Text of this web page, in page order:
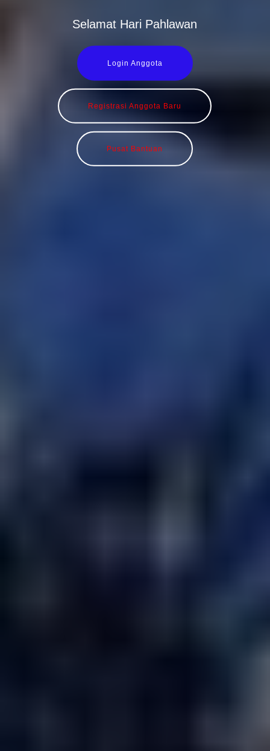
Selamat Hari Pahlawan
Login Anggota
Registrasi Anggota Baru
Pusat Bantuan